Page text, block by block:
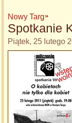
Nowy Targ
Spotkanie
Piątek, 25 lutego